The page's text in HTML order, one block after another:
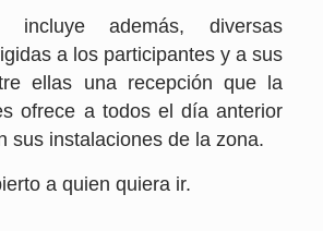
incluye además, diversas
a los participantes y a sus
ellas una recepción que la
ofrece a todos el día anterior
sus instalaciones de la zona.
a quien quiera ir.